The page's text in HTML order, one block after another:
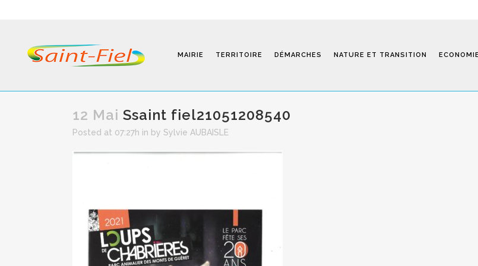
MAIRIE TERRITOIRE DÉMARCHES NATURE ET TRANSITION
Séjours
12 Mai Ssaint fiel21051208540
Posted at 07:27h in by Sylvie AUBAISLE